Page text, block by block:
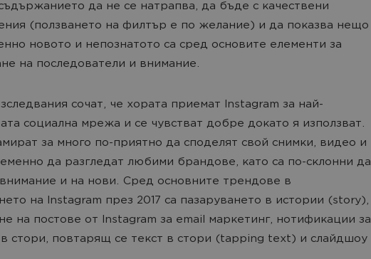
да не се натрапва, да бъде с качествени
(ползването на филтър е по желание) и да показва нещо
новото и непознатото са сред основите елементи за
на последователи и внимание.
сочат, че хората приемат Instagram за най-
социална мрежа и се чувстват добре докато я използват.
за много по-приятно да споделят свой снимки, видео и
да разгледат любими брандове, като са по-склонни да
и на нови. Сред основните трендове в
на Instagram през 2017 са пазаруването в истории (story),
на постове от Instagram за email маркетинг, нотификации за
стори, повтарящ се текст в стори (tapping text) и слайдшоу